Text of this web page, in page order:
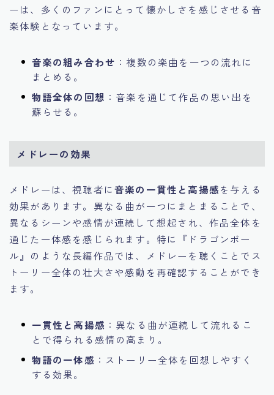
ーは、多くのファンにとって懐かしさを感じさせる音
楽体験となっています。
音楽の組み合わせ ：複数の楽曲を一つの流れに
まとめる。
物語全体の回想 ：音楽を通じて作品の思い出を
蘇らせる。
メドレーの効果
メドレーは、視聴者に音楽の一貫性と高揚感を与える
効果があります。異なる曲が一つにまとまることで、
異なるシーンや感情が連続して想起され、作品全体を
通じた一体感を感じられます。特に『ドラゴンボー
ル』のような長編作品では、メドレーを聴くことでス
トーリー全体の壮大さや感動を再確認することができ
ます。
一貫性と高揚感 ：異なる曲が連続して流れるこ
とで得られる感情の高まり。
物語の一体感 ：ストーリー全体を回想しやすく
する効果。